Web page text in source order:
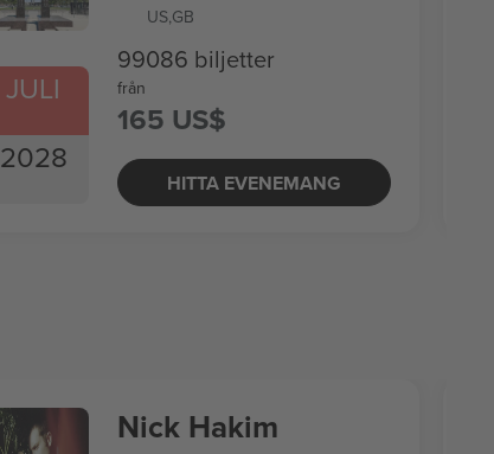
JULI
2028
US,GB
99086 biljetter
från
165 US$
HITTA EVENEMANG
Nick Hakim